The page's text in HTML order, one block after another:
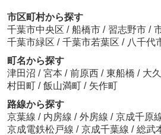
市区町村から探す
千葉市中央区 / 船橋市 / 習志野市 /
千葉市緑区 / 千葉市若葉区 / 八千代
町名から探す
津田沼 / 宮本 / 前原西 / 東船橋 / 大
村田町 / 飯山満町 / 矢作町
路線から探す
京葉線 / 内房線 / 外房線 / 京成千原
京成電鉄松戸線 / 京成千葉線 / 総武